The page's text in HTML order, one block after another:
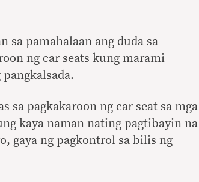
sa pamahalaan ang duda sa
ng car seats kung marami
sa pagkakaroon ng car seat sa mga
kaya naman nating pagtibayin na
gaya ng pagkontrol sa bilis ng